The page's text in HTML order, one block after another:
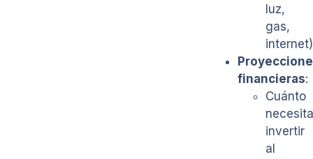
luz,
gas,
internet)
financieras:
Cuánto
invertir
al